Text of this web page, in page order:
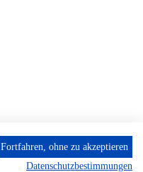
Fortfahren, ohne zu akzeptieren
Datenschutzbestimmungen